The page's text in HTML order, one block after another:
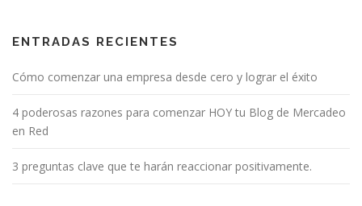
ENTRADAS RECIENTES
Cómo comenzar una empresa desde cero y lograr el éxito
4 poderosas razones para comenzar HOY tu Blog de Mercadeo
en Red
3 preguntas clave que te harán reaccionar positivamente.